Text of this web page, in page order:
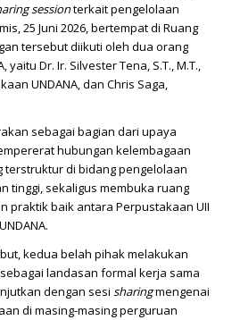
sessionterkait pengelolaan
25 Juni 2026, bertempat di Ruang
tersebut diikuti oleh dua orang
yaitu Dr. Ir. Silvester Tena, S.T., M.T.,
UNDANA, dan Chris Saga,
sebagai bagian dari upaya
hubungan kelembagaan
terstruktur di bidang pengelolaan
tinggi, sekaligus membuka ruang
praktik baik antara Perpustakaan UII
kedua belah pihak melakukan
landasan formal kerja sama
dengan sesi sharingmengenai
di masing-masing perguruan